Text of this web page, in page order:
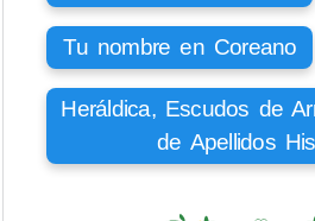
Tu nombre en Coreano
Heráldica, Escudos de
de Apellidos